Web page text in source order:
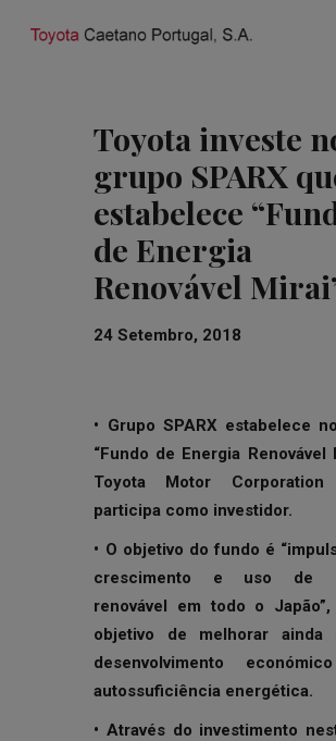
Toyota investe
grupo SPARX
estabelece
de Energia
Renovável
24 Setembro, 2018
• Grupo SPARX estabelece
“Fundo de Energia Renovável
Toyota Motor Corporation
participa como investidor.
• O objetivo do fundo é
crescimento e uso de
renovável em todo o
objetivo de melhorar ainda
desenvolvimento
autossuficiência energética.
• Através do investimento